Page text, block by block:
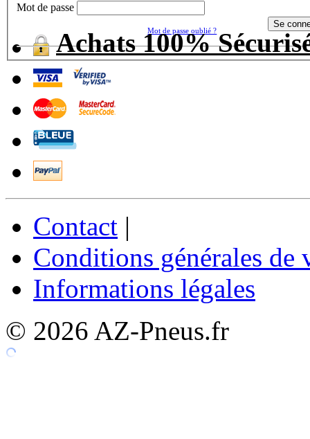
Mot de passe
Mot de passe oublié ?
Achats 100%
Contact |
Conditions générales de
Informations légales
© 2026 AZ-Pneus.fr